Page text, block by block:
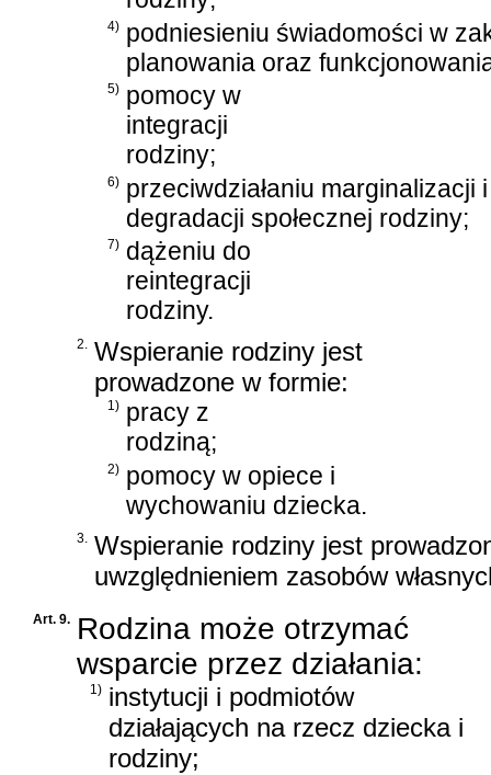
4) podniesieniu świadomości w
planowania oraz
5) pomocy w
integracji
rodziny;
6) przeciwdziałaniu marginalizacji i
degradacji społecznej rodziny;
7) dążeniu do
reintegracji
rodziny.
2. Wspieranie rodziny jest
prowadzone w formie:
1) pracy z
rodziną;
2) pomocy w opiece i
wychowaniu dziecka.
3. Wspieranie rodziny jest
uwzględnieniem zasobów
Art. 9. Rodzina może otrzymać
wsparcie przez działania:
1) instytucji i podmiotów
działających na rzecz dziecka i
rodziny;